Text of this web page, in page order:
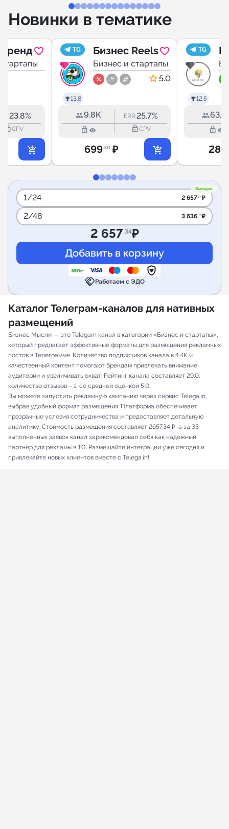
Новинки в тематике
23.8%
lock_outlineCPV
TG
13.8
Бизнес Reels
Бизнес и стартапы
5.0
9.8K ERR:25.7%
lock_outline lock_outlineCPV
699.30 ₽
TG
12.5
lock_outline
28
Выгодно
1/24 2 657.34₽
2/48 3 636.36₽
2 657.34₽
handshakeРаботаем с ЭДО
Каталог Телеграм-каналов для нативных
размещений
Бизнес Мысли — это Telegam канал в категории «Бизнес и стартапы»,
который предлагает эффективные форматы для размещения рекламных
постов в Телеграмме. Количество подписчиков канала в 4.4K и
качественный контент помогают брендам привлекать внимание
аудитории и увеличивать охват. Рейтинг канала составляет 29.0,
количество отзывов – 1, со средней оценкой 5.0.
Вы можете запустить рекламную кампанию через сервис Telega.in,
выбрав удобный формат размещения. Платформа обеспечивает
прозрачные условия сотрудничества и предоставляет детальную
аналитику. Стоимость размещения составляет 2657.34 ₽, а за 35
выполненных заявок канал зарекомендовал себя как надежный
партнер для рекламы в TG. Размещайте интеграции уже сегодня и
привлекайте новых клиентов вместе с Telega.in!